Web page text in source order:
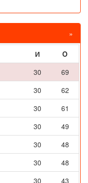
»
И
O
30
69
30
62
30
61
30
49
30
48
30
48
30
43